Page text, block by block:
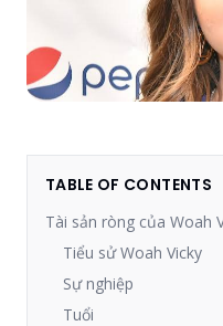
TABLE OF CONTENTS
Tài sản ròng của Woah
Tiểu sử Woah Vicky
Sự nghiệp
Tuổi